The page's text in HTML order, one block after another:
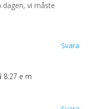
vi måste
Svara
8:27 e m